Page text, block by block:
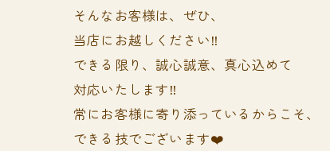
そんなお客様は、ぜひ、
当店にお越しください‼️
できる限り、誠心誠意、真心込めて
対応いたします‼️
常にお客様に寄り添っているからこそ、
できる技でございます❤️